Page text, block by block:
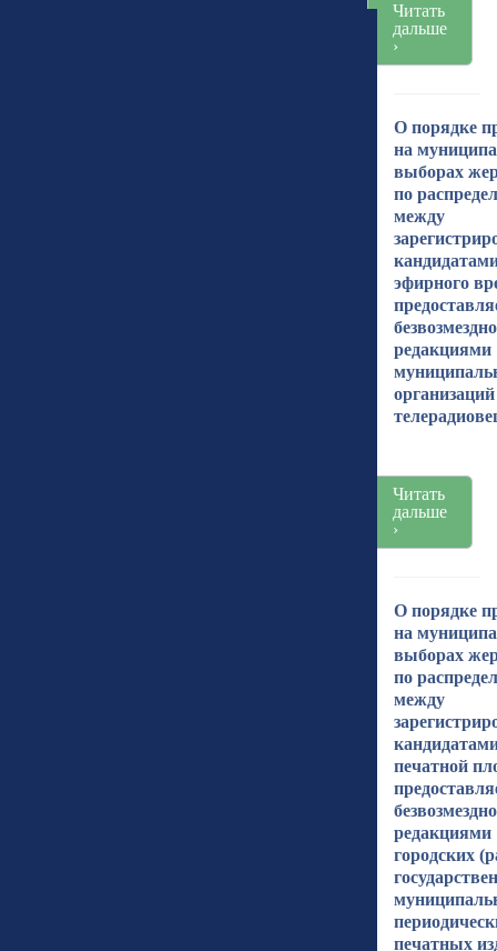
Читать
дальше
›
О порядке
на
выборах
по
между
эфирного
безвозмездно
редакциями
организаций
Читать
дальше
›
О порядке
на
выборах
по
между
печатной
безвозмездно
редакциями
городских
печатных